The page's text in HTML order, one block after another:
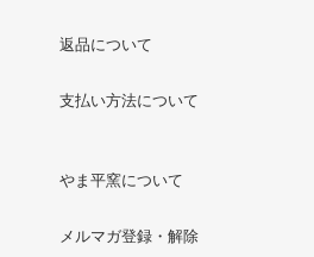
返品について
支払い方法について
やま平窯について
メルマガ登録・解除